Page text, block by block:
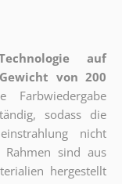
auf
von 200
sodass die
nicht
sind aus
hergestellt